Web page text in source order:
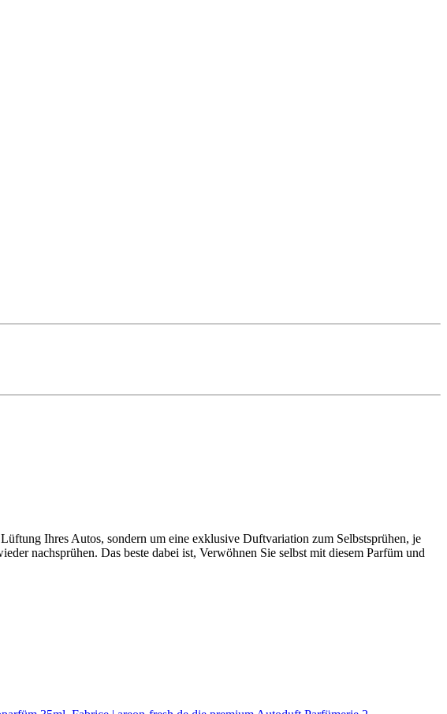
Ihres Autos, sondern um eine exklusive Duftvariation zum Selbstsprühen, je
nachsprühen. Das beste dabei ist, Verwöhnen Sie selbst mit diesem Parfüm und